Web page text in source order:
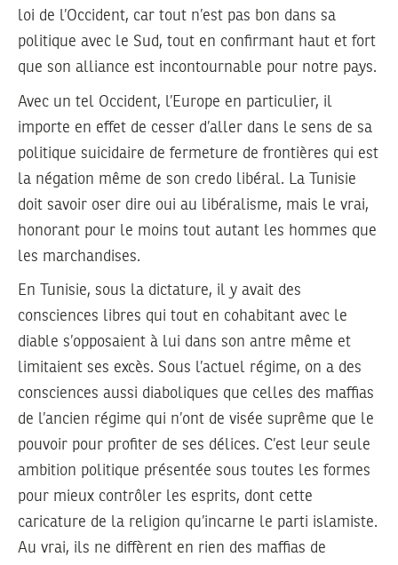
loi de l’Occident, car tout n’est pas bon dans sa
politique avec le Sud, tout en confirmant haut et fort
que son alliance est incontournable pour notre pays.
Avec un tel Occident, l’Europe en particulier, il
importe en effet de cesser d’aller dans le sens de sa
politique suicidaire de fermeture de frontières qui est
la négation même de son credo libéral. La Tunisie
doit savoir oser dire oui au libéralisme, mais le vrai,
honorant pour le moins tout autant les hommes que
les marchandises.
En Tunisie, sous la dictature, il y avait des
consciences libres qui tout en cohabitant avec le
diable s’opposaient à lui dans son antre même et
limitaient ses excès. Sous l’actuel régime, on a des
consciences aussi diaboliques que celles des maffias
de l’ancien régime qui n’ont de visée suprême que le
pouvoir pour profiter de ses délices. C’est leur seule
ambition politique présentée sous toutes les formes
pour mieux contrôler les esprits, dont cette
caricature de la religion qu’incarne le parti islamiste.
Au vrai, ils ne diffèrent en rien des maffias de